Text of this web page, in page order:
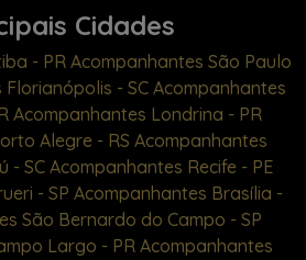
Cidades
- PRAcompanhantes São Paulo
- SC Acompanhantes
Acompanhantes Londrina - PR
Alegre - RS Acompanhantes
- SC Acompanhantes Recife - PE
- SP Acompanhantes Brasília -
São Bernardo do Campo - SP
Largo - PR Acompanhantes